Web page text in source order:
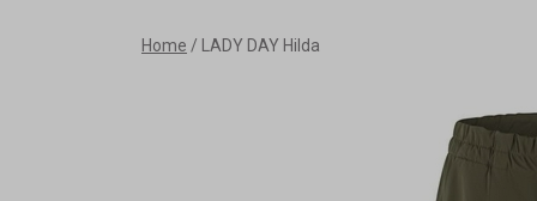
Home LADY DAY Hilda